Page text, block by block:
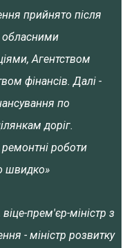
прийнято після
обласними
Агентством
фінансів. Далі -
по
доріг.
роботи
швидко»
прем'єр-міністр з
- міністр розвитку